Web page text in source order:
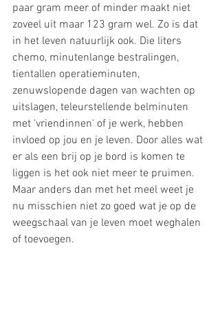
paar gram meer of minder maakt niet
zoveel uit maar 123 gram wel. Zo is dat
in het leven natuurlijk ook. Die liters
chemo, minutenlange bestralingen,
tientallen operatieminuten,
zenuwslopende dagen van wachten op
uitslagen, teleurstellende belminuten
met 'vriendinnen' of je werk, hebben
invloed op jou en je leven. Door alles wat
er als een brij op je bord is komen te
liggen is het ook niet meer te pruimen.
Maar anders dan met het meel weet je
nu misschien niet zo goed wat je op de
weegschaal van je leven moet weghalen
of toevoegen.